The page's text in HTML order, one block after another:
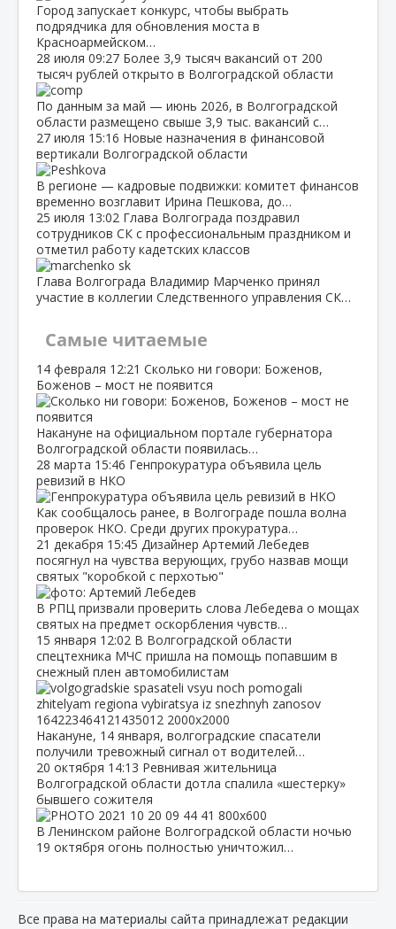
Город запускает конкурс, чтобы выбрать
подрядчика для обновления моста в
Красноармейском…
28 июля 09:27 Более 3,9 тысяч вакансий от 200
тысяч рублей открыто в Волгоградской области
По данным за май — июнь 2026, в Волгоградской
области размещено свыше 3,9 тыс. вакансий с…
27 июля 15:16 Новые назначения в финансовой
вертикали Волгоградской области
В регионе — кадровые подвижки: комитет финансов
временно возглавит Ирина Пешкова, до…
25 июля 13:02 Глава Волгограда поздравил
сотрудников СК с профессиональным праздником и
отметил работу кадетских классов
Глава Волгограда Владимир Марченко принял
участие в коллегии Следственного управления СК…
Самые читаемые
14 февраля 12:21 Сколько ни говори: Боженов,
Боженов – мост не появится
Накануне на официальном портале губернатора
Волгоградской области появилась…
28 марта 15:46 Генпрокуратура объявила цель
ревизий в НКО
Как сообщалось ранее, в Волгограде пошла волна
проверок НКО. Среди других прокуратура…
21 декабря 15:45 Дизайнер Артемий Лебедев
посягнул на чувства верующих, грубо назвав мощи
святых "коробкой с перхотью"
В РПЦ призвали проверить слова Лебедева о мощах
святых на предмет оскорбления чувств…
15 января 12:02 В Волгоградской области
спецтехника МЧС пришла на помощь попавшим в
снежный плен автомобилистам
Накануне, 14 января, волгоградские спасатели
получили тревожный сигнал от водителей…
20 октября 14:13 Ревнивая жительница
Волгоградской области дотла спалила «шестерку»
бывшего сожителя
В Ленинском районе Волгоградской области ночью
19 октября огонь полностью уничтожил…
Все права на материалы сайта принадлежат редакции